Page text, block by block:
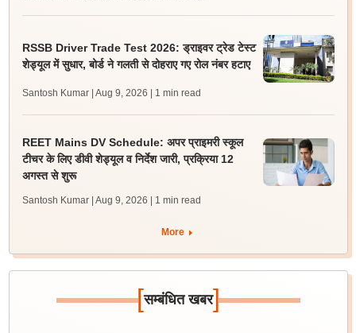
RSSB Driver Trade Test 2026: ड्राइवर ट्रेड टेस्ट
शेड्यूल में सुधार, बोर्ड ने गलती से दोहराए गए रोल नंबर हटाए
Santosh Kumar | Aug 9, 2026 | 1 min read
REET Mains DV Schedule: अपर प्राइमरी स्कूल
टीचर के लिए डीवी शेड्यूल व निर्देश जारी, प्रक्रिया 12
अगस्त से शुरू
Santosh Kumar | Aug 9, 2026 | 1 min read
More
[सम्बंधित खबर]